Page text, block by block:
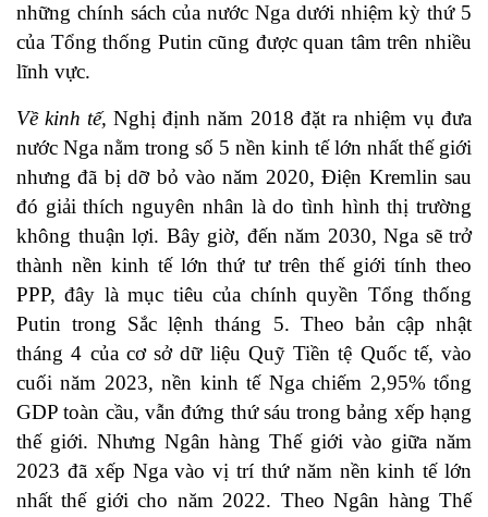
những chính sách của nước Nga dưới nhiệm kỳ thứ 5
của Tổng thống Putin cũng được quan tâm trên nhiều
lĩnh vực.
Về kinh tế,Nghị định năm 2018 đặt ra nhiệm vụ đưa
nước Nga nằm trong số 5 nền kinh tế lớn nhất thế giới
nhưng đã bị dỡ bỏ vào năm 2020, Điện Kremlin sau
đó giải thích nguyên nhân là do tình hình thị trường
không thuận lợi. Bây giờ, đến năm 2030, Nga sẽ trở
thành nền kinh tế lớn thứ tư trên thế giới tính theo
PPP, đây là mục tiêu của chính quyền Tổng thống
Putin trong Sắc lệnh tháng 5. Theo bản cập nhật
tháng 4 của cơ sở dữ liệu Quỹ Tiền tệ Quốc tế, vào
cuối năm 2023, nền kinh tế Nga chiếm 2,95% tổng
GDP toàn cầu, vẫn đứng thứ sáu trong bảng xếp hạng
thế giới. Nhưng Ngân hàng Thế giới vào giữa năm
2023 đã xếp Nga vào vị trí thứ năm nền kinh tế lớn
nhất thế giới cho năm 2022. Theo Ngân hàng Thế